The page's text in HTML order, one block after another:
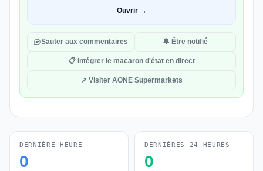
Ouvrir →
Sauter aux commentaires 🔔 Être notifié
📋 Intégrer le macaron d'état en direct
↗ Visiter AONE Supermarkets
DERNIÈRE HEURE
0
DERNIÈRES 24 HEURES
0